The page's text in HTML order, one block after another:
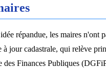
répandue, les maires n'ont
à jour cadastrale, qui relève
des Finances Publiques